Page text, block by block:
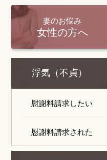
妻のお悩み
女性の方へ
浮気（不貞）
慰謝料請求したい
慰謝料請求された